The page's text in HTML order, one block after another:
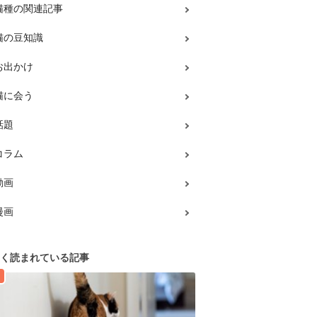
種の関連記事
の豆知識
出かけ
に会う
題
ラム
画
画
読まれている記事